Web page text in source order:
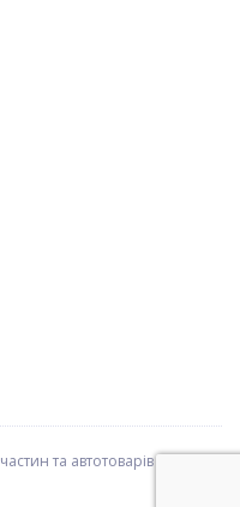
та автотоварів